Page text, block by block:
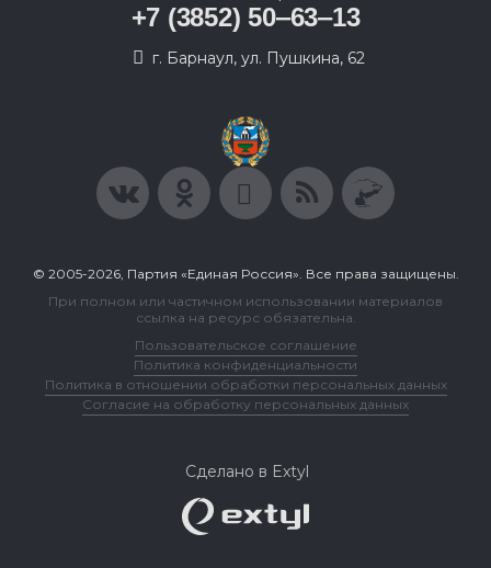
+7 (3852) 50‒63‒13
г. Барнаул, ул. Пушкина, 62
© 2005-2026, Партия «Единая Россия». Все права защищены.
При полном или частичном использовании материалов
ссылка на ресурс обязательна.
Пользовательское соглашение
Политика конфиденциальности
Политика в отношении обработки персональных данных
Согласие на обработку персональных данных
Сделано в Extyl